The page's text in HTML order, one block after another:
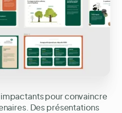
pour convaincre
Des présentations